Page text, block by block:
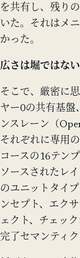
を共有し、残り
いた。それはメ
かった。
広さは堀ではない
そこで、厳密に
ヤー0の共有基盤
ンスレーン（
それぞれに専用
コースの16テン
ソースされたレ
のユニットタイ
ンセプト、エク
ェクト、チェッ
完了セマンティク